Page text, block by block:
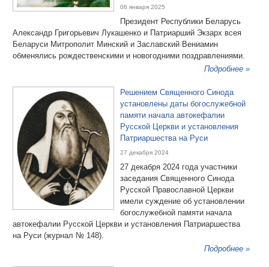
06 января 2025
Президент Республики Беларусь
Александр Григорьевич Лукашенко и Патриарший Экзарх всея
Беларуси Митрополит Минский и Заславский Вениамин
обменялись рождественскими и новогодними поздравлениями.
Подробнее »
Решением Священного Синода
установлены даты богослужебной
памяти начала автокефалии
Русской Церкви и установления
Патриаршества на Руси
27 декабря 2024
27 декабря 2024 года участники
заседания Священного Синода
Русской Православной Церкви
имели суждение об установлении
богослужебной памяти начала
автокефалии Русской Церкви и установления Патриаршества
на Руси (журнал № 148).
Подробнее »